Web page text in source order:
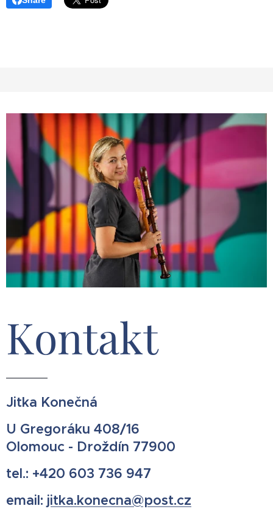
Kontakt
Jitka Konečná
U Gregoráku 408/16
Olomouc - Droždín 77900
tel.: +420 603 736 947
email: jitka.konecna@post.cz